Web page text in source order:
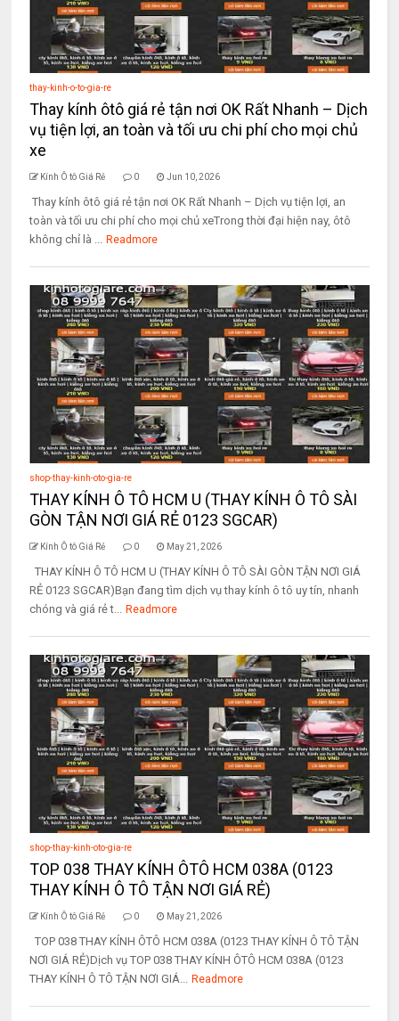
thay-kinh-o-to-gia-re
Thay kính ôtô giá rẻ tận nơi OK Rất Nhanh – Dịch
vụ tiện lợi, an toàn và tối ưu chi phí cho mọi chủ
xe
Kính Ô tô Giá Rẻ 0 Jun 10, 2026
Thay kính ôtô giá rẻ tận nơi OK Rất Nhanh – Dịch vụ tiện lợi, an
toàn và tối ưu chi phí cho mọi chủ xeTrong thời đại hiện nay, ôtô
không chỉ là ... Readmore
shop-thay-kinh-oto-gia-re
THAY KÍNH Ô TÔ HCM U (THAY KÍNH Ô TÔ SÀI
GÒN TẬN NƠI GIÁ RẺ 0123 SGCAR)
Kính Ô tô Giá Rẻ 0 May 21, 2026
THAY KÍNH Ô TÔ HCM U (THAY KÍNH Ô TÔ SÀI GÒN TẬN NƠI GIÁ
RẺ 0123 SGCAR)Bạn đang tìm dịch vụ thay kính ô tô uy tín, nhanh
chóng và giá rẻ t... Readmore
shop-thay-kinh-oto-gia-re
TOP 038 THAY KÍNH ÔTÔ HCM 038A (0123
THAY KÍNH Ô TÔ TẬN NƠI GIÁ RẺ)
Kính Ô tô Giá Rẻ 0 May 21, 2026
TOP 038 THAY KÍNH ÔTÔ HCM 038A (0123 THAY KÍNH Ô TÔ TẬN
NƠI GIÁ RẺ)Dịch vụ TOP 038 THAY KÍNH ÔTÔ HCM 038A (0123
THAY KÍNH Ô TÔ TẬN NƠI GIÁ... Readmore